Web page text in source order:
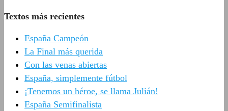
Textos más recientes
España Campeón
La Final más querida
Con las venas abiertas
España, simplemente fútbol
¡Tenemos un héroe, se llama Julián!
España Semifinalista